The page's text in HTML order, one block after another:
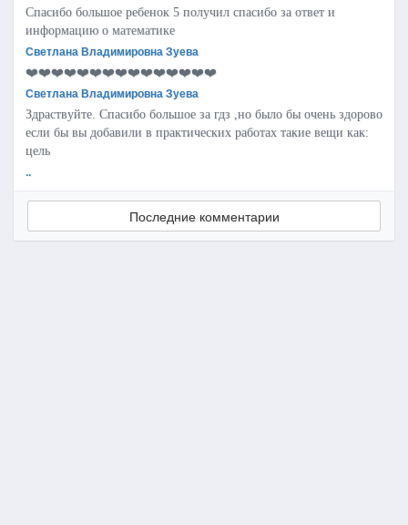
Спасибо большое ребенок 5 получил спасибо за ответ и
информацию о математике
Светлана Владимировна Зуева
❤️❤️❤️❤️❤️❤️❤️❤️❤️❤️❤️❤️❤️❤️❤️
Светлана Владимировна Зуева
Здраствуйте. Спасибо большое за гдз ,но было бы очень здорово
если бы вы добавили в практических работах такие вещи как:
цель
..
Последние комментарии